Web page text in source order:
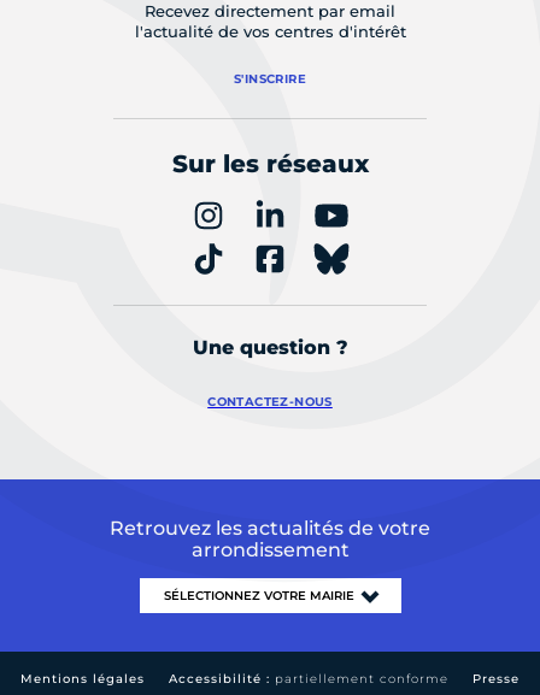
Recevez directement par email
l'actualité de vos centres d'intérêt
S'INSCRIRE
Sur les réseaux
Une question ?
CONTACTEZ-NOUS
Retrouvez les actualités de votre
arrondissement
Mentions légales Accessibilité : partiellement conforme Presse